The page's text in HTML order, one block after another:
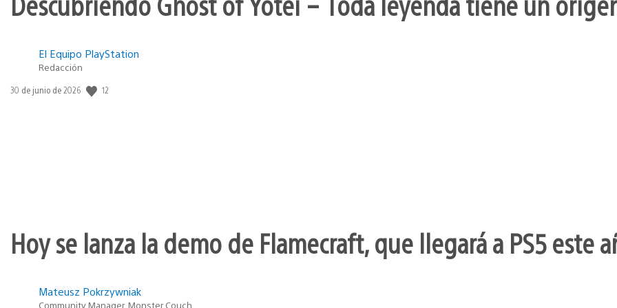
El Equipo PlayStation
Redacción
Fecha
30 de junio de 2026 12
Hoy se lanza la demo de Flamecraft, que llegará a PS5 este
Mateusz Pokrzywniak
Community Manager, Monster Couch